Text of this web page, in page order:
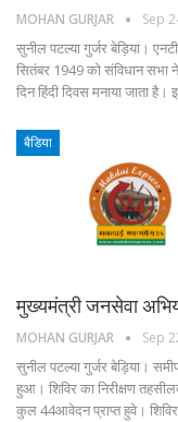
MOHAN GURJAR Sep
सुनील पटल्या गुर्जर बेड़िया।
सितंबर 1949 को संविधान सभा ने
दिन हिंदी दिवस मनाया जाता
बैडिया
मुख्यमंत्री जनसेवा
MOHAN GURJAR Sep
सुनील पटल्या गुर्जर बेड़िया।
हुआ। शिविर का निरीक्षण
कुल 44आवेदन प्राप्त हुवे।